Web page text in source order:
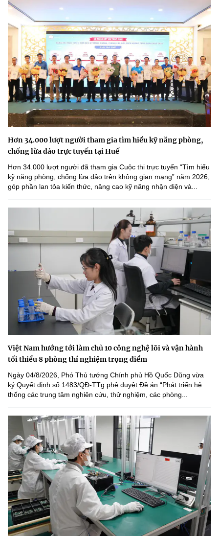
Hơn 34.000 lượt người tham gia tìm hiểu kỹ năng phòng,
chống lừa đảo trực tuyến tại Huế
Hơn 34.000 lượt người đã tham gia Cuộc thi trực tuyến “Tìm hiểu
kỹ năng phòng, chống lừa đảo trên không gian mạng” năm 2026,
góp phần lan tỏa kiến thức, nâng cao kỹ năng nhận diện và...
Việt Nam hướng tới làm chủ 10 công nghệ lõi và vận hành
tối thiểu 8 phòng thí nghiệm trọng điểm
Ngày 04/8/2026, Phó Thủ tướng Chính phủ Hồ Quốc Dũng vừa
ký Quyết định số 1483/QĐ-TTg phê duyệt Đề án “Phát triển hệ
thống các trung tâm nghiên cứu, thử nghiệm, các phòng...